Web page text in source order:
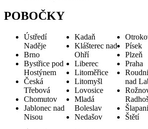
POBOČKY
Ústředí
Naděje
Brno
Bystřice pod
Hostýnem
Česká
Třebová
Chomutov
Jablonec nad
Nisou
Kadaň
Klášterec nad
Ohří
Liberec
Litoměřice
Litomyšl
Lovosice
Mladá
Boleslav
Nedašov
Písek
Plzeň
Praha
nad
Štětí